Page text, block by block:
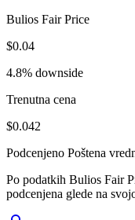
Bulios Fair Price
$0.04
4.8% downside
Trenutna cena
$0.042
Podcenjeno Poštena
Po podatkih Bulios Fair
podcenjena glede na